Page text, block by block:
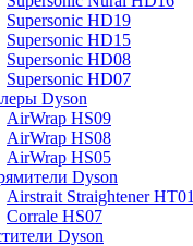
Supersonic HD19
Supersonic HD15
Supersonic HD08
Supersonic HD07
Dyson
AirWrap HS09
AirWrap HS08
AirWrap HS05
Dyson
Airstrait Straightener HT01
Corrale HS07
Dyson